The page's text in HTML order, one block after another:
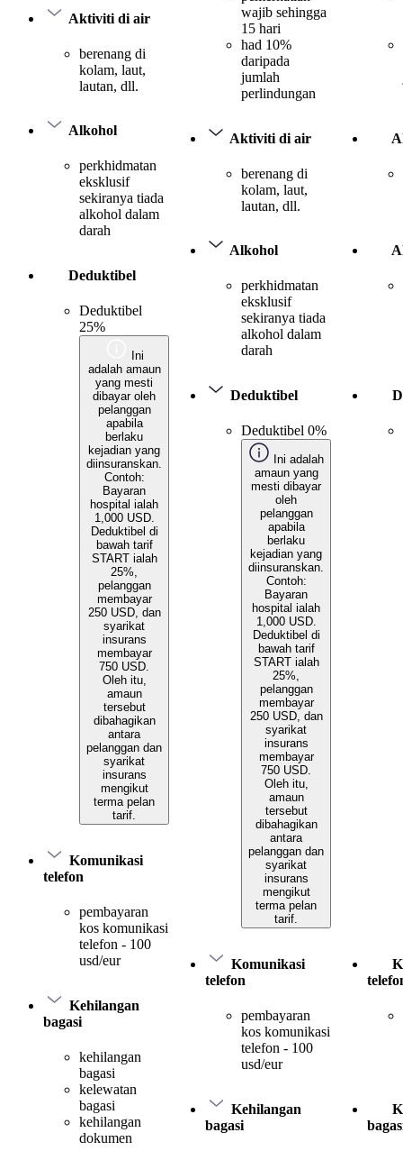
Aktiviti di air
berenang di
kolam, laut,
lautan, dll.
Alkohol
perkhidmatan
eksklusif
sekiranya tiada
alkohol dalam
darah
Deduktibel
Deduktibel
25%
Ini
adalah amaun
yang mesti
dibayar oleh
pelanggan
apabila
berlaku
kejadian yang
diinsuranskan.
Contoh:
Bayaran
hospital ialah
1,000 USD.
Deduktibel di
bawah tarif
START ialah
25%,
pelanggan
membayar
250 USD, dan
syarikat
insurans
membayar
750 USD.
Oleh itu,
amaun
tersebut
dibahagikan
antara
pelanggan dan
syarikat
insurans
mengikut
terma pelan
tarif.
Komunikasi
telefon
pembayaran
kos komunikasi
telefon - 100
usd/eur
Kehilangan
bagasi
kehilangan
bagasi
kelewatan
bagasi
kehilangan
dokumen
wajib sehingga
15 hari
had 10%
daripada
jumlah
perlindungan
Aktiviti di air
berenang di
kolam, laut,
lautan, dll.
Alkohol
perkhidmatan
eksklusif
sekiranya tiada
alkohol dalam
darah
Deduktibel
Deduktibel 0%
Ini adalah
amaun yang
mesti dibayar
oleh
pelanggan
apabila
berlaku
kejadian yang
diinsuranskan.
Contoh:
Bayaran
hospital ialah
1,000 USD.
Deduktibel di
bawah tarif
START ialah
25%,
pelanggan
membayar
250 USD, dan
syarikat
insurans
membayar
750 USD.
Oleh itu,
amaun
tersebut
dibahagikan
antara
pelanggan dan
syarikat
insurans
mengikut
terma pelan
tarif.
Komunikasi
telefon
pembayaran
kos komunikasi
telefon - 100
usd/eur
Kehilangan
bagasi